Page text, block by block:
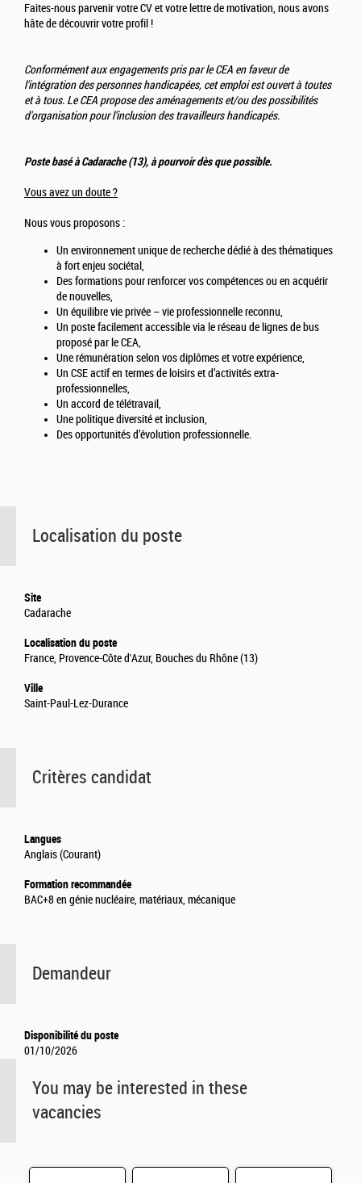
Faites-nous parvenir votre CV et votre lettre de motivation, nous avons
hâte de découvrir votre profil !
Conformément aux engagements pris par le CEA en faveur de
l'intégration des personnes handicapées, cet emploi est ouvert à toutes
et à tous. Le CEA propose des aménagements et/ou des possibilités
d'organisation pour l’inclusion des travailleurs handicapés.
Poste basé à Cadarache (13), à pourvoir dès que possible.
Vous avez un doute ?
Nous vous proposons :
Un environnement unique de recherche dédié à des thématiques
à fort enjeu sociétal,
Des formations pour renforcer vos compétences ou en acquérir
de nouvelles,
Un équilibre vie privée – vie professionnelle reconnu,
Un poste facilement accessible via le réseau de lignes de bus
proposé par le CEA,
Une rémunération selon vos diplômes et votre expérience,
Un CSE actif en termes de loisirs et d’activités extra-
professionnelles,
Un accord de télétravail,
Une politique diversité et inclusion,
Des opportunités d’évolution professionnelle.
Localisation du poste
Site
Cadarache
Localisation du poste
France, Provence-Côte d'Azur, Bouches du Rhône (13)
Ville
Saint-Paul-Lez-Durance
Critères candidat
Langues
Anglais (Courant)
Formation recommandée
BAC+8 en génie nucléaire, matériaux, mécanique
Demandeur
Disponibilité du poste
01/10/2026
You may be interested in these
vacancies